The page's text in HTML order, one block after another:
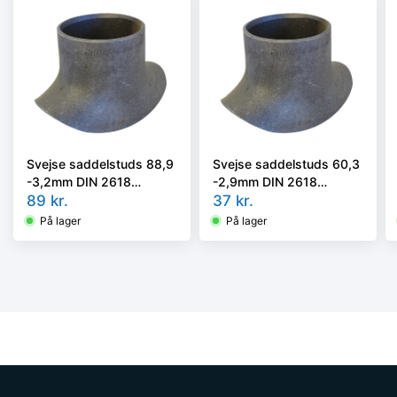
Svejse saddelstuds 88,9
-3,2mm DIN 2618
P235GH TC1 (St.35.8.1)
89 kr.
På lager
Svejse saddelstuds 60,3
-2,9mm DIN 2618
P235GH TC1 (St.35.8.1)
37 kr.
På lager